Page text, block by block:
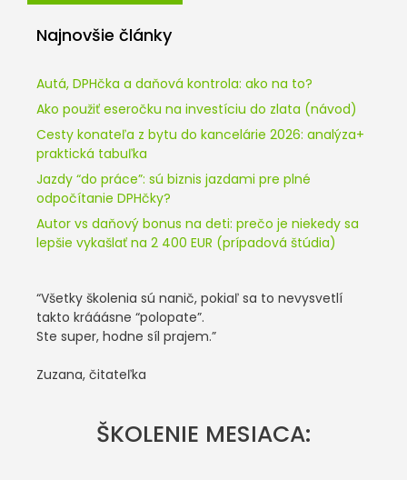
Najnovšie články
Autá, DPHčka a daňová kontrola: ako na to?
Ako použiť eseročku na investíciu do zlata (návod)
Cesty konateľa z bytu do kancelárie 2026: analýza+
praktická tabuľka
Jazdy “do práce”: sú biznis jazdami pre plné
odpočítanie DPHčky?
Autor vs daňový bonus na deti: prečo je niekedy sa
lepšie vykašlať na 2 400 EUR (prípadová štúdia)
“Všetky školenia sú nanič, pokiaľ sa to nevysvetlí
takto krááásne “polopate”.
Ste super, hodne síl prajem.”
Zuzana, čitateľka
ŠKOLENIE MESIACA: